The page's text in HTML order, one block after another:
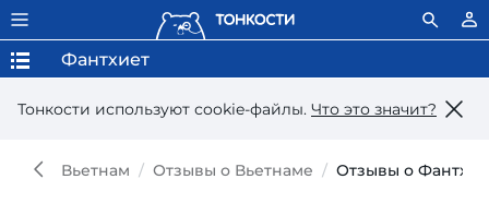
Тонкости используют сookie-файлы. Что это значит?
Фантхиет
Вьетнам Отзывы о Вьетнаме Отзывы о